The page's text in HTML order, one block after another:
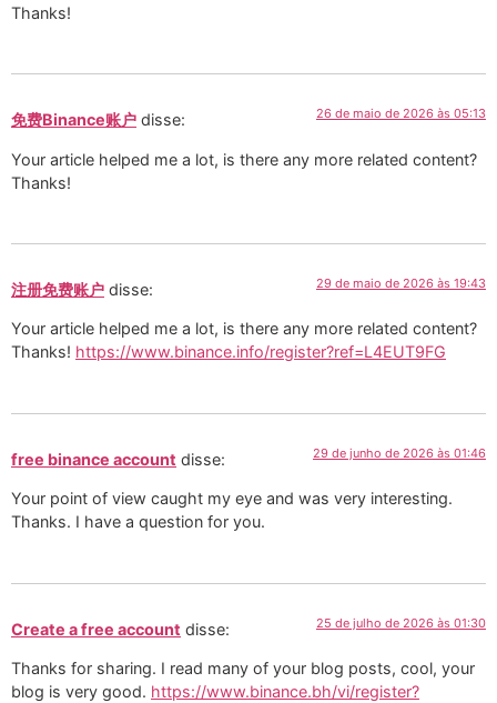
Thanks!
免费Binance账户 disse: 26 de maio de 2026 às 05:13
Your article helped me a lot, is there any more related content?
Thanks!
注册免费账户 disse: 29 de maio de 2026 às 19:43
Your article helped me a lot, is there any more related content?
Thanks! https://www.binance.info/register?ref=L4EUT9FG
free binance account disse: 29 de junho de 2026 às 01:46
Your point of view caught my eye and was very interesting.
Thanks. I have a question for you.
Create a free account disse: 25 de julho de 2026 às 01:30
Thanks for sharing. I read many of your blog posts, cool, your
blog is very good. https://www.binance.bh/vi/register?